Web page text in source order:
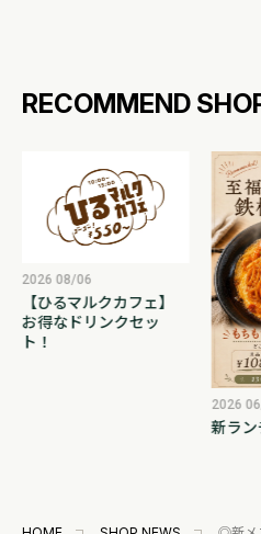
RECOMMEND
クカフェ】
ンクセッ
新ランチメニュー